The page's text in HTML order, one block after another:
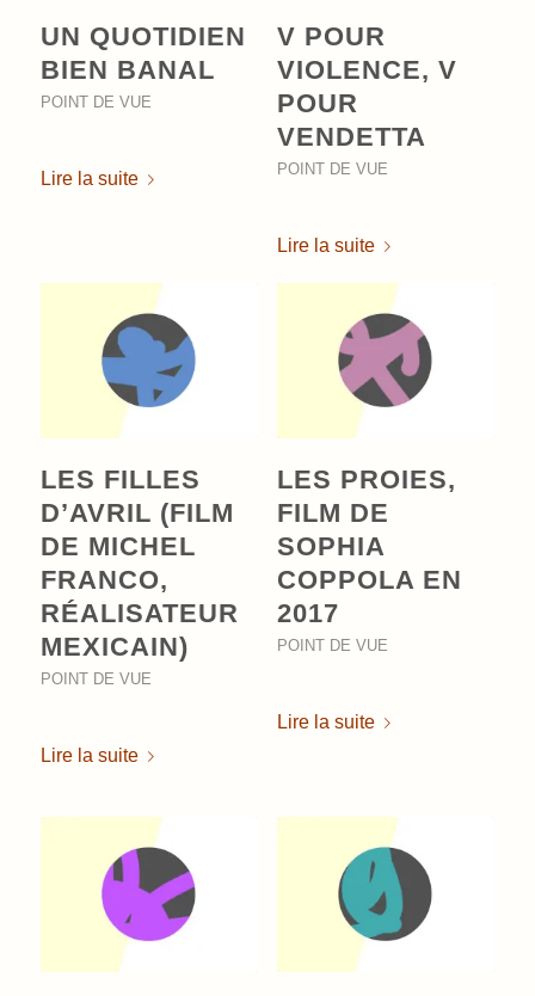
UN QUOTIDIEN
BIEN BANAL
POINT DE VUE
Lire la suite
V POUR
VIOLENCE, V
POUR
VENDETTA
POINT DE VUE
Lire la suite
LES FILLES
D’AVRIL (FILM
DE MICHEL
FRANCO,
RÉALISATEUR
MEXICAIN)
POINT DE VUE
Lire la suite
LES PROIES,
FILM DE
SOPHIA
COPPOLA EN
2017
POINT DE VUE
Lire la suite